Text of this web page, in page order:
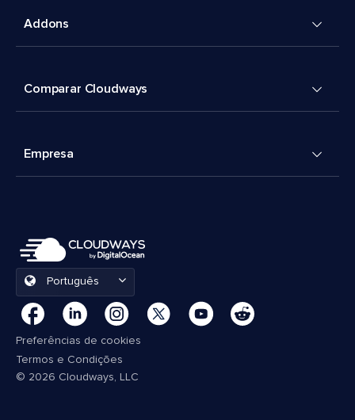
Addons
Comparar Cloudways
Empresa
Português
Preferências de cookies
Termos e Condições
© 2026 Cloudways, LLC